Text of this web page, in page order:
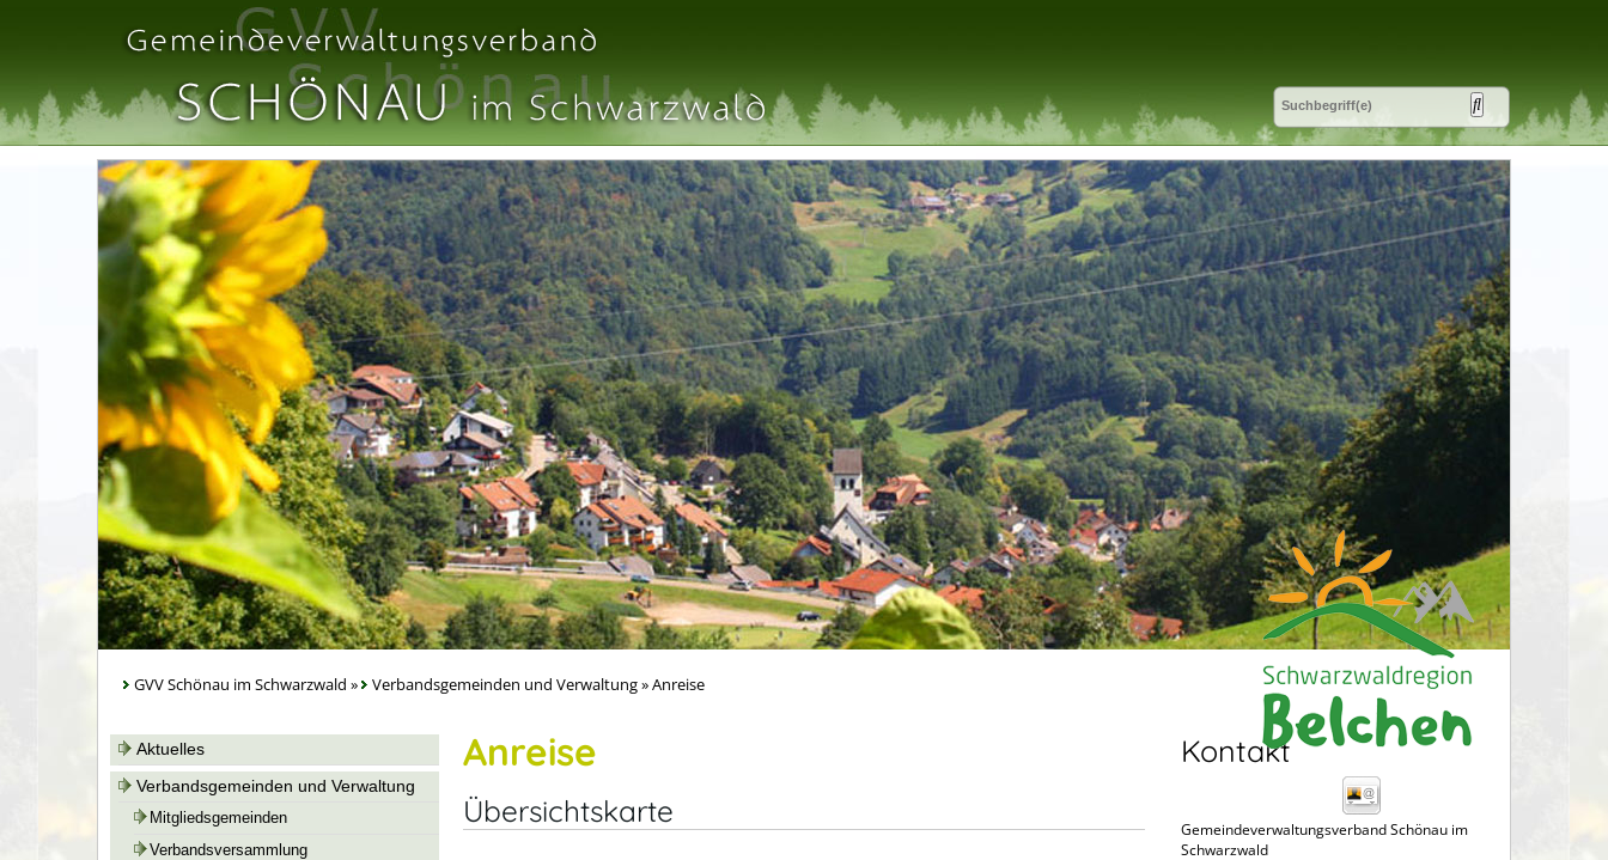
GVV Schönau im Schwarzwald » Verbandsgemeinden und Verwaltung»Anreise
Aktuelles
Verbandsgemeinden und Verwaltung
Mitgliedsgemeinden
Verbandsversammlung
Anreise
Übersichtskarte
Kontakt
Gemeindeverwaltungsverband Schönau im
Schwarzwald